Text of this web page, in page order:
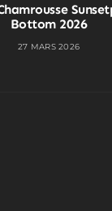
Bottom 2026
27 MARS 2026